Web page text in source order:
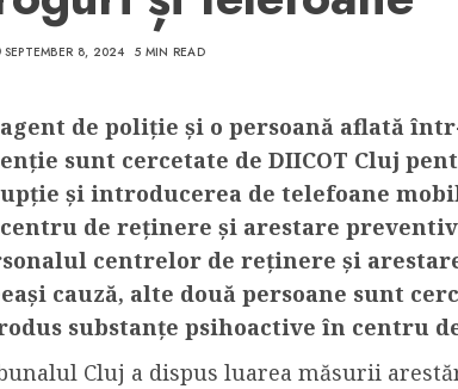
SEPTEMBER 8, 2024 5 MIN READ
de poliție și o persoană aflată
sunt cercetate de DIICOT Cluj
și introducerea de telefoane
de reținere și arestare
centrelor de reținere și
cauză, alte două persoane sunt
substanțe psihoactive în centru
Cluj a dispus luarea măsurii
5 min read
SpotOn Cluj
Ce poti vizita in jurul
Clujului cand te afli intr-un
weekend prelungit in
“Orasul Comoara”?
ALEXANDRU S. MAY 31, 2023